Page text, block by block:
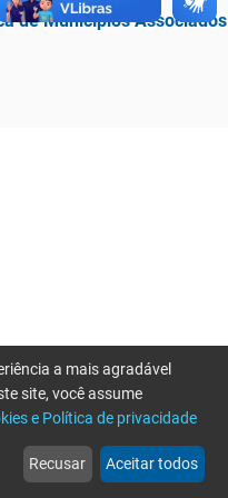
de Municípios Associados
web
Notícias
more_horiz
Mais
a mais agradável
site, você assume
e Política de privacidade
Recusar Aceitar todos
tente novamente